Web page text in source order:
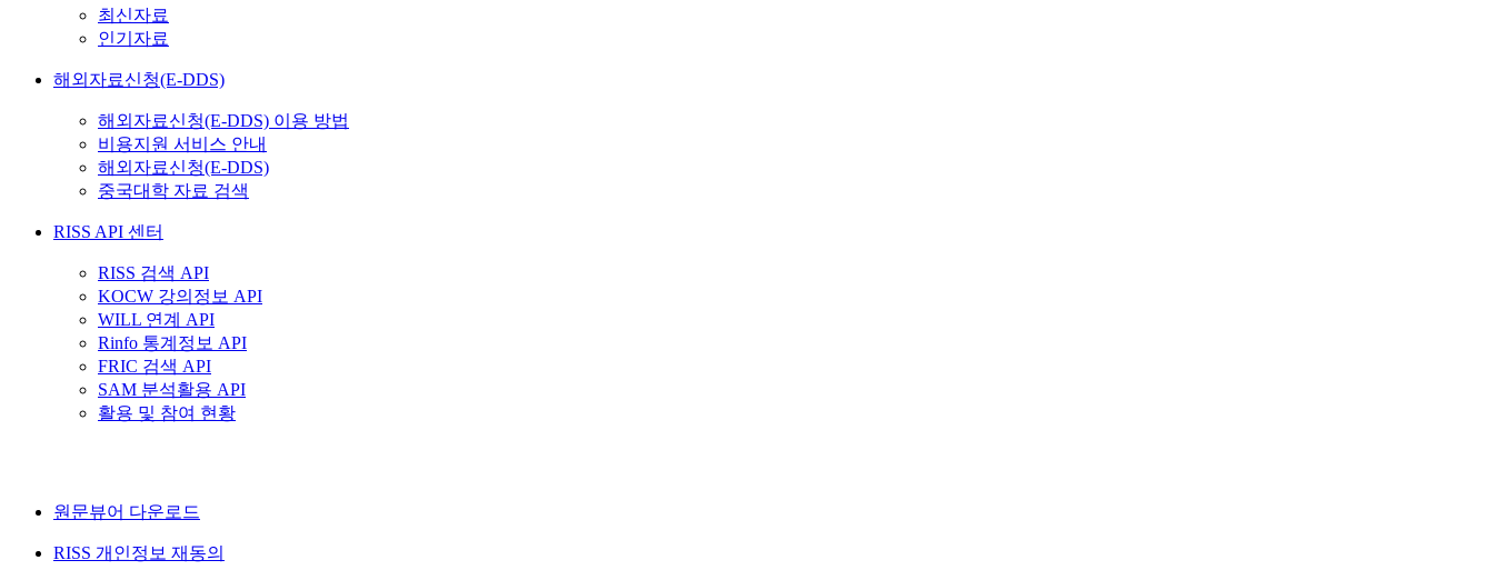
최신자료
인기자료
해외자료신청(E-DDS)
해외자료신청(E-DDS) 이용 방법
비용지원 서비스 안내
해외자료신청(E-DDS)
중국대학 자료 검색
RISS API 센터
RISS 검색 API
KOCW 강의정보 API
WILL 연계 API
Rinfo 통계정보 API
FRIC 검색 API
SAM 분석활용 API
활용 및 참여 현황
원문뷰어 다운로드
RISS 개인정보 재동의